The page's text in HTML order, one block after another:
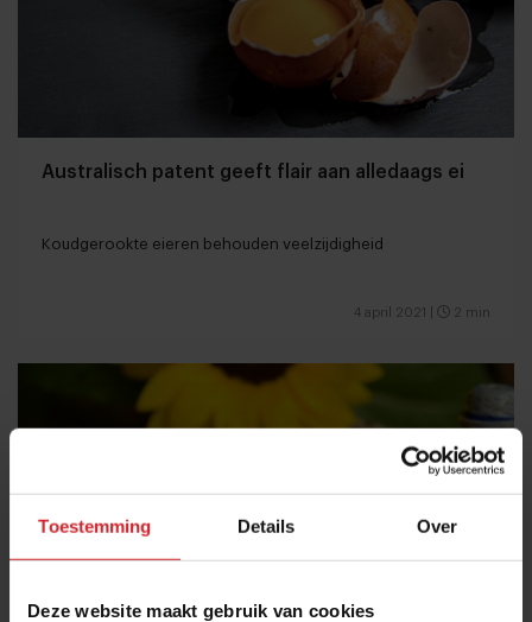
Toestemming Details Over
Deze website maakt gebruik van cookies
Australisch patent geeft flair aan alledaags ei
Koudgerookte eieren behouden veelzijdigheid
4 april 2021 2 min